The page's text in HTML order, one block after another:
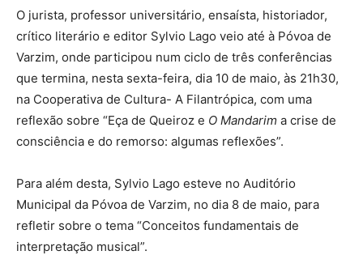
O jurista, professor universitário, ensaísta, historiador,
crítico literário e editor Sylvio Lago veio até à Póvoa de
Varzim, onde participou num ciclo de três conferências
que termina, nesta sexta-feira, dia 10 de maio, às 21h30,
na Cooperativa de Cultura- A Filantrópica, com uma
reflexão sobre “Eça de Queiroz e O Mandarim a crise de
consciência e do remorso: algumas reflexões”.
Para além desta, Sylvio Lago esteve no Auditório
Municipal da Póvoa de Varzim, no dia 8 de maio, para
refletir sobre o tema “Conceitos fundamentais de
interpretação musical”.